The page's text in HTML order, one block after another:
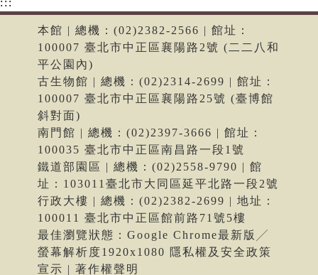
:::
本館 | 總機：(02)2382-2566 | 館址：
100007 臺北市中正區襄陽路2號 (二二八和
平公園內)
古生物館 | 總機：(02)2314-2699 | 館址：
100007 臺北市中正區襄陽路25號 (臺博館
斜對面)
南門館 | 總機：(02)2397-3666 | 館址：
100035 臺北市中正區南昌路一段1號
鐵道部園區 | 總機：(02)2558-9790 | 館
址：103011臺北市大同區延平北路一段2號
行政大樓 | 總機：(02)2382-2699 | 地址：
100011 臺北市中正區館前路71號5樓
最佳瀏覽狀態：Google Chrome最新版╱
螢幕解析度1920x1080 隱私權及安全政策
宣示 | 著作權聲明